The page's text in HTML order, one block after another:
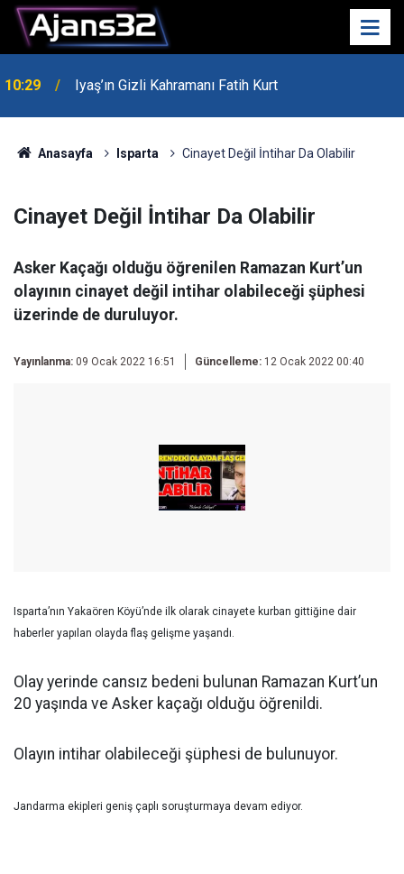
10:29 Iyaş’ın Gizli Kahramanı Fatih Kurt
00:52 Isparta'da Asker Eğlencesinde Kavga Çıktı
Anasayfa Isparta Cinayet Değil İntihar Da Olabilir
Cinayet Değil İntihar Da Olabilir
Asker Kaçağı olduğu öğrenilen Ramazan Kurt’un
olayının cinayet değil intihar olabileceği şüphesi
üzerinde de duruluyor.
Yayınlanma: 09 Ocak 2022 16:51 Güncelleme: 12 Ocak 2022 00:40
Isparta’nın Yakaören Köyü’nde ilk olarak cinayete kurban gittiğine dair
haberler yapılan olayda flaş gelişme yaşandı.
Olay yerinde cansız bedeni bulunan Ramazan Kurt’un
20 yaşında ve Asker kaçağı olduğu öğrenildi.
Olayın intihar olabileceği şüphesi de bulunuyor.
Jandarma ekipleri geniş çaplı soruşturmaya devam ediyor.